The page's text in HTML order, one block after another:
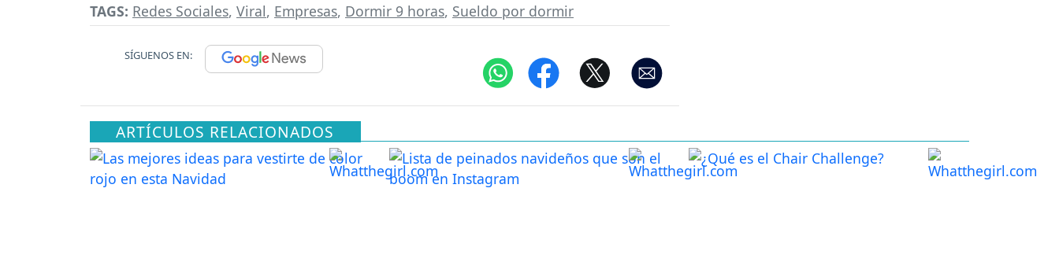
TAGS: Redes Sociales, Viral, Empresas, Dormir 9 horas, Sueldo por dormir
SÍGUENOS EN:
ARTÍCULOS RELACIONADOS